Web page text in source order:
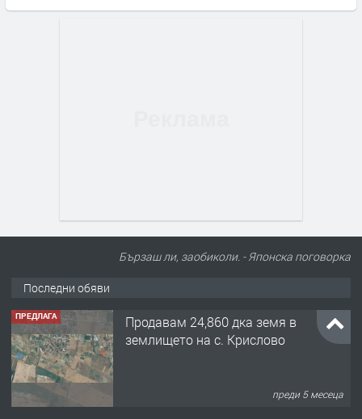
Бързаш ли, заобиколи. - Японска поговорка
Последни обяви
ПРЕДЛАГА
Продавам 24,860 дка земя в
землището на с. Крислово
преди 5 месеца